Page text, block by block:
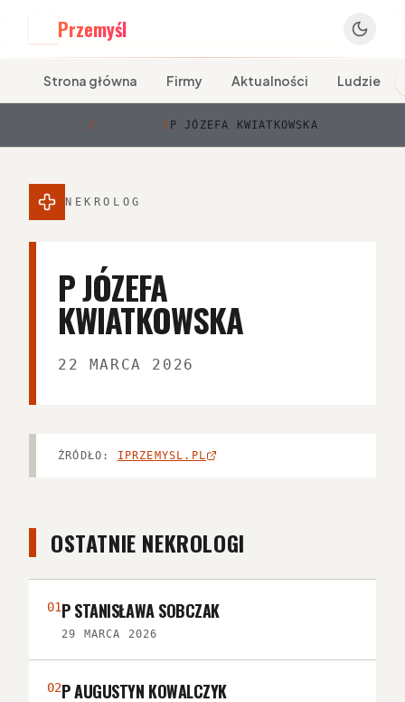
Przemyśl
Strona główna Firmy Aktualności Ludzie
/ / P JÓZEFA KWIATKOWSKA
NEKROLOG
P JÓZEFA
KWIATKOWSKA
22 MARCA 2026
ŹRÓDŁO: IPRZEMYSL.PL
OSTATNIE NEKROLOGI
01P STANISŁAWA SOBCZAK
29 MARCA 2026
02P AUGUSTYN KOWALCZYK